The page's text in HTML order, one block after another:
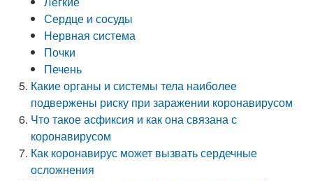
Сердце и сосуды
Нервная система
Почки
Печень
Какие органы и системы тела наиболее
подвержены риску при заражении коронавирусом
Что такое асфиксия и как она связана с
коронавирусом
Как коронавирус может вызвать сердечные
осложнения